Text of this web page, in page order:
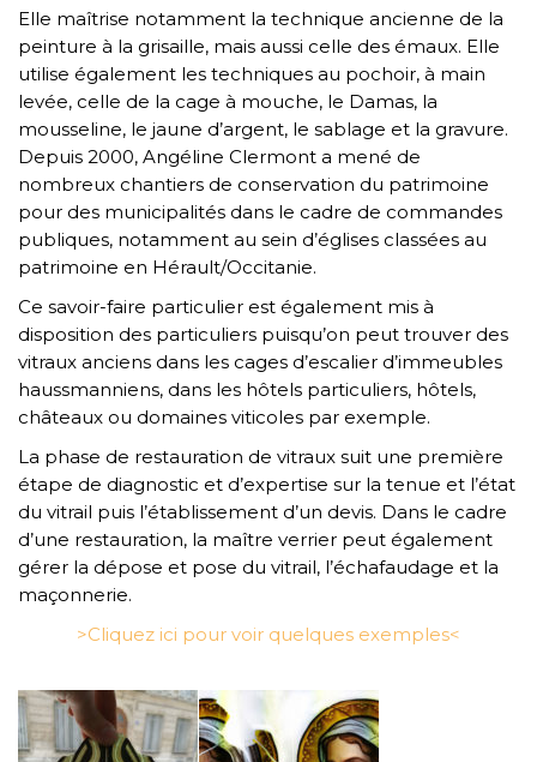
Elle maîtrise notamment la technique ancienne de la
peinture à la grisaille, mais aussi celle des émaux. Elle
utilise également les techniques au pochoir, à main
levée, celle de la cage à mouche, le Damas, la
mousseline, le jaune d’argent, le sablage et la gravure.
Depuis 2000, Angéline Clermont a mené de
nombreux chantiers de conservation du patrimoine
pour des municipalités dans le cadre de commandes
publiques, notamment au sein d’églises classées au
patrimoine en Hérault/Occitanie.
Ce savoir-faire particulier est également mis à
disposition des particuliers puisqu’on peut trouver des
vitraux anciens dans les cages d’escalier d’immeubles
haussmanniens, dans les hôtels particuliers, hôtels,
châteaux ou domaines viticoles par exemple.
La phase de restauration de vitraux suit une première
étape de diagnostic et d’expertise sur la tenue et l’état
du vitrail puis l’établissement d’un devis. Dans le cadre
d’une restauration, la maître verrier peut également
gérer la dépose et pose du vitrail, l’échafaudage et la
maçonnerie.
>Cliquez ici pour voir quelques exemples<